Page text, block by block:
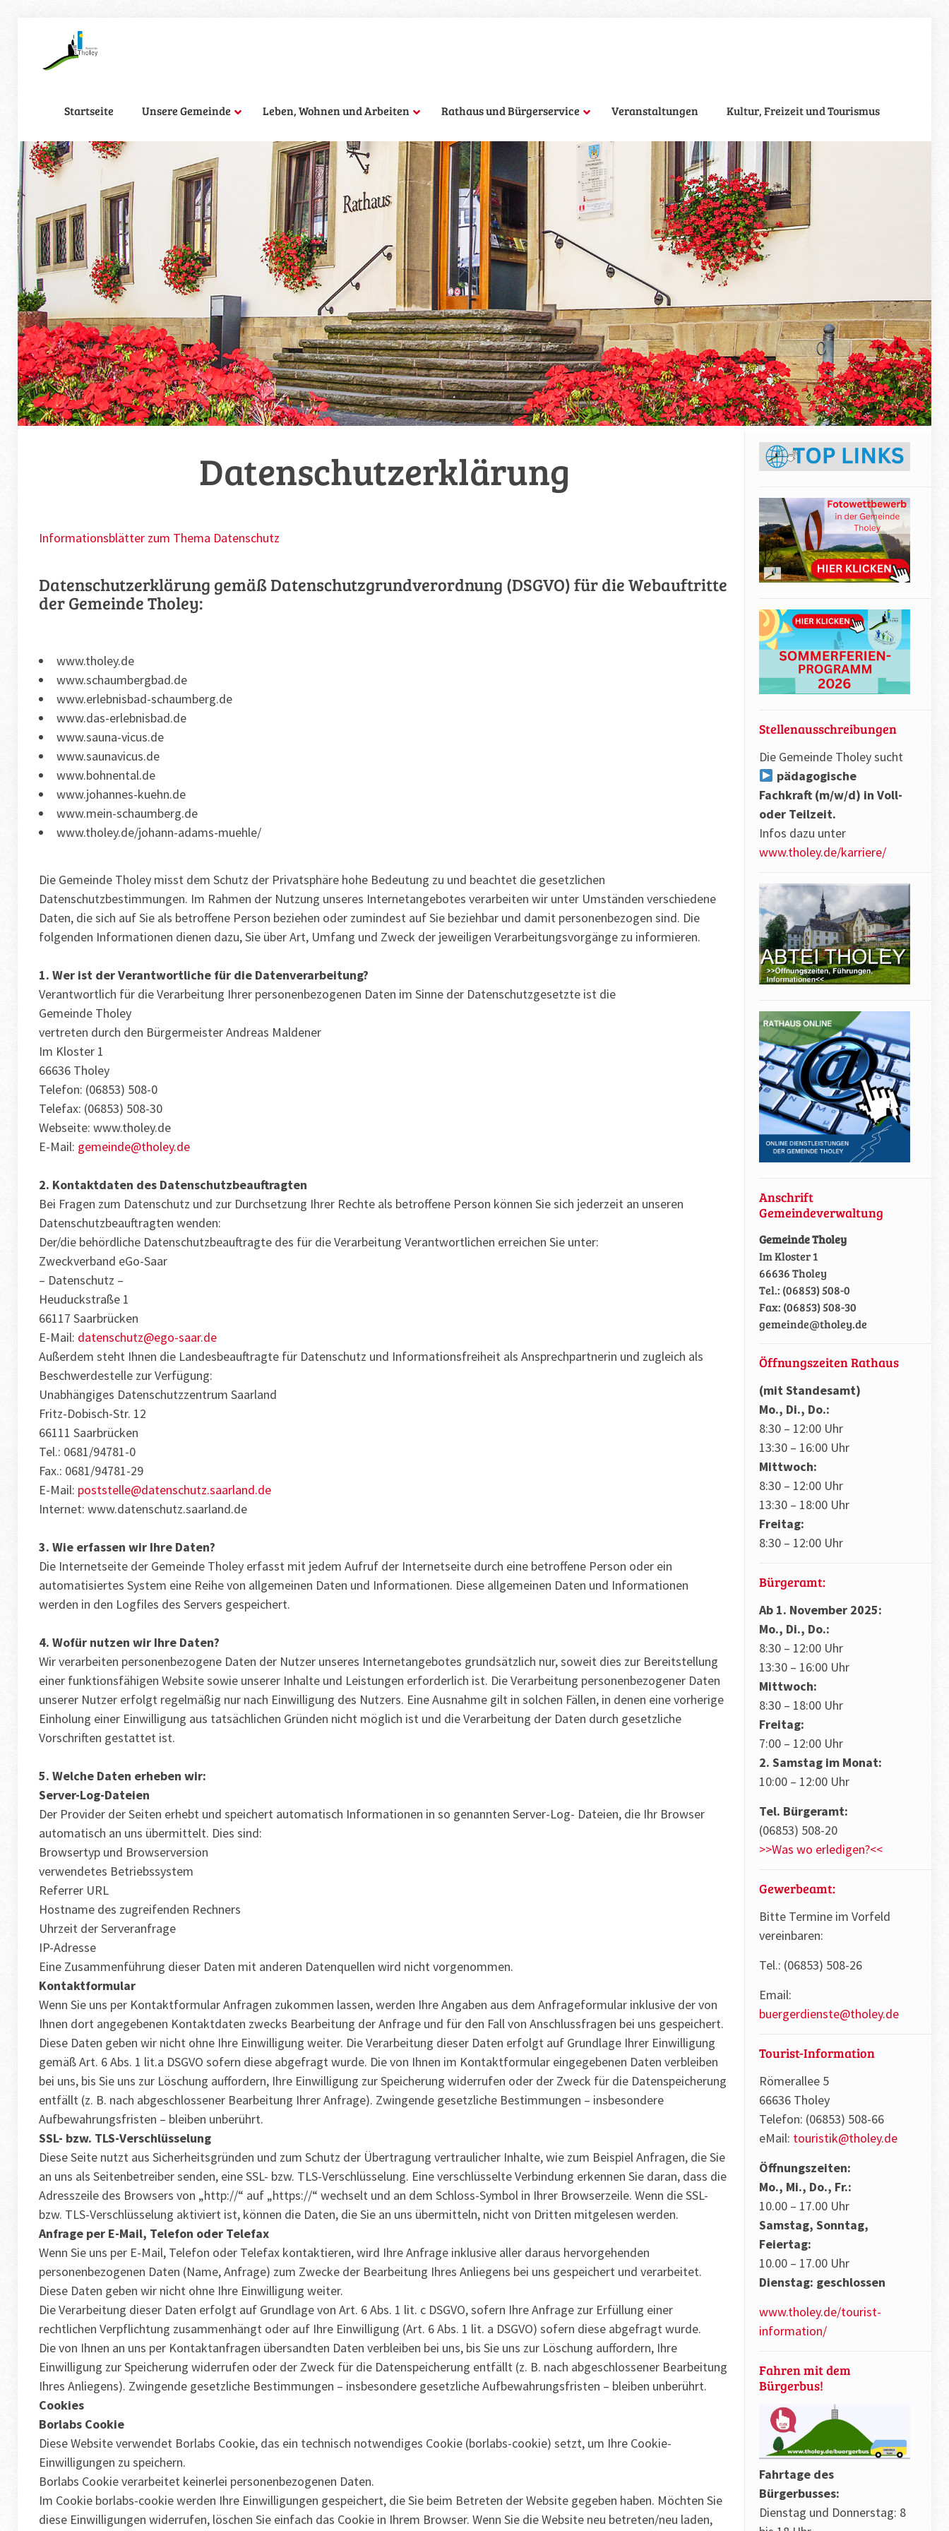
Startseite Unsere Gemeinde Leben, Wohnen und Arbeiten Rathaus und Bürgerservice Veranstaltungen Kultur, Freizeit und Tourismus
Datenschutzerklärung
Informationsblätter zum Thema Datenschutz
Datenschutzerklärung gemäß Datenschutzgrundverordnung (DSGVO) für die Webauftritte
der Gemeinde Tholey:
www.tholey.de
www.schaumbergbad.de
www.erlebnisbad-schaumberg.de
www.das-erlebnisbad.de
www.sauna-vicus.de
www.saunavicus.de
www.bohnental.de
www.johannes-kuehn.de
www.mein-schaumberg.de
www.tholey.de/johann-adams-muehle/
Die Gemeinde Tholey misst dem Schutz der Privatsphäre hohe Bedeutung zu und beachtet die gesetzlichen
Datenschutzbestimmungen. Im Rahmen der Nutzung unseres Internetangebotes verarbeiten wir unter Umständen verschiedene
Daten, die sich auf Sie als betroffene Person beziehen oder zumindest auf Sie beziehbar und damit personenbezogen sind. Die
folgenden Informationen dienen dazu, Sie über Art, Umfang und Zweck der jeweiligen Verarbeitungsvorgänge zu informieren.
1. Wer ist der Verantwortliche für die Datenverarbeitung?
Verantwortlich für die Verarbeitung Ihrer personenbezogenen Daten im Sinne der Datenschutzgesetzte ist die
Gemeinde Tholey
vertreten durch den Bürgermeister Andreas Maldener
Im Kloster 1
66636 Tholey
Telefon: (06853) 508-0
Telefax: (06853) 508-30
Webseite: www.tholey.de
E-Mail: gemeinde@tholey.de
2. Kontaktdaten des Datenschutzbeauftragten
Bei Fragen zum Datenschutz und zur Durchsetzung Ihrer Rechte als betroffene Person können Sie sich jederzeit an unseren
Datenschutzbeauftragten wenden:
Der/die behördliche Datenschutzbeauftragte des für die Verarbeitung Verantwortlichen erreichen Sie unter:
Zweckverband eGo-Saar
– Datenschutz –
Heuduckstraße 1
66117 Saarbrücken
E-Mail: datenschutz@ego-saar.de
Außerdem steht Ihnen die Landesbeauftragte für Datenschutz und Informationsfreiheit als Ansprechpartnerin und zugleich als
Beschwerdestelle zur Verfügung:
Unabhängiges Datenschutzzentrum Saarland
Fritz-Dobisch-Str. 12
66111 Saarbrücken
Tel.: 0681/94781-0
Fax.: 0681/94781-29
E-Mail: poststelle@datenschutz.saarland.de
Internet: www.datenschutz.saarland.de
3. Wie erfassen wir Ihre Daten?
Die Internetseite der Gemeinde Tholey erfasst mit jedem Aufruf der Internetseite durch eine betroffene Person oder ein
automatisiertes System eine Reihe von allgemeinen Daten und Informationen. Diese allgemeinen Daten und Informationen
werden in den Logfiles des Servers gespeichert.
4. Wofür nutzen wir Ihre Daten?
Wir verarbeiten personenbezogene Daten der Nutzer unseres Internetangebotes grundsätzlich nur, soweit dies zur Bereitstellung
einer funktionsfähigen Website sowie unserer Inhalte und Leistungen erforderlich ist. Die Verarbeitung personenbezogener Daten
unserer Nutzer erfolgt regelmäßig nur nach Einwilligung des Nutzers. Eine Ausnahme gilt in solchen Fällen, in denen eine vorherige
Einholung einer Einwilligung aus tatsächlichen Gründen nicht möglich ist und die Verarbeitung der Daten durch gesetzliche
Vorschriften gestattet ist.
5. Welche Daten erheben wir:
Server-Log-Dateien
Der Provider der Seiten erhebt und speichert automatisch Informationen in so genannten Server-Log- Dateien, die Ihr Browser
automatisch an uns übermittelt. Dies sind:
Browsertyp und Browserversion
verwendetes Betriebssystem
Referrer URL
Hostname des zugreifenden Rechners
Uhrzeit der Serveranfrage
IP-Adresse
Eine Zusammenführung dieser Daten mit anderen Datenquellen wird nicht vorgenommen.
Kontaktformular
Wenn Sie uns per Kontaktformular Anfragen zukommen lassen, werden Ihre Angaben aus dem Anfrageformular inklusive der von
Ihnen dort angegebenen Kontaktdaten zwecks Bearbeitung der Anfrage und für den Fall von Anschlussfragen bei uns gespeichert.
Diese Daten geben wir nicht ohne Ihre Einwilligung weiter. Die Verarbeitung dieser Daten erfolgt auf Grundlage Ihrer Einwilligung
gemäß Art. 6 Abs. 1 lit.a DSGVO sofern diese abgefragt wurde. Die von Ihnen im Kontaktformular eingegebenen Daten verbleiben
bei uns, bis Sie uns zur Löschung auffordern, Ihre Einwilligung zur Speicherung widerrufen oder der Zweck für die Datenspeicherung
entfällt (z. B. nach abgeschlossener Bearbeitung Ihrer Anfrage). Zwingende gesetzliche Bestimmungen – insbesondere
Aufbewahrungsfristen – bleiben unberührt.
SSL- bzw. TLS-Verschlüsselung
Diese Seite nutzt aus Sicherheitsgründen und zum Schutz der Übertragung vertraulicher Inhalte, wie zum Beispiel Anfragen, die Sie
an uns als Seitenbetreiber senden, eine SSL- bzw. TLS-Verschlüsselung. Eine verschlüsselte Verbindung erkennen Sie daran, dass die
Adresszeile des Browsers von „http://“ auf „https://“ wechselt und an dem Schloss-Symbol in Ihrer Browserzeile. Wenn die SSL-
bzw. TLS-Verschlüsselung aktiviert ist, können die Daten, die Sie an uns übermitteln, nicht von Dritten mitgelesen werden.
Anfrage per E-Mail, Telefon oder Telefax
Wenn Sie uns per E-Mail, Telefon oder Telefax kontaktieren, wird Ihre Anfrage inklusive aller daraus hervorgehenden
personenbezogenen Daten (Name, Anfrage) zum Zwecke der Bearbeitung Ihres Anliegens bei uns gespeichert und verarbeitet.
Diese Daten geben wir nicht ohne Ihre Einwilligung weiter.
Die Verarbeitung dieser Daten erfolgt auf Grundlage von Art. 6 Abs. 1 lit. c DSGVO, sofern Ihre Anfrage zur Erfüllung einer
rechtlichen Verpflichtung zusammenhängt oder auf Ihre Einwilligung (Art. 6 Abs. 1 lit. a DSGVO) sofern diese abgefragt wurde.
Die von Ihnen an uns per Kontaktanfragen übersandten Daten verbleiben bei uns, bis Sie uns zur Löschung auffordern, Ihre
Einwilligung zur Speicherung widerrufen oder der Zweck für die Datenspeicherung entfällt (z. B. nach abgeschlossener Bearbeitung
Ihres Anliegens). Zwingende gesetzliche Bestimmungen – insbesondere gesetzliche Aufbewahrungsfristen – bleiben unberührt.
Cookies
Borlabs Cookie
Diese Website verwendet Borlabs Cookie, das ein technisch notwendiges Cookie (borlabs-cookie) setzt, um Ihre Cookie-
Einwilligungen zu speichern.
Borlabs Cookie verarbeitet keinerlei personenbezogenen Daten.
Im Cookie borlabs-cookie werden Ihre Einwilligungen gespeichert, die Sie beim Betreten der Website gegeben haben. Möchten Sie
diese Einwilligungen widerrufen, löschen Sie einfach das Cookie in Ihrem Browser. Wenn Sie die Website neu betreten/neu laden,
Stellenausschreibungen
Die Gemeinde Tholey sucht
pädagogische
Fachkraft (m/w/d) in Voll-
oder Teilzeit.
Infos dazu unter
www.tholey.de/karriere/
Anschrift
Gemeindeverwaltung
Gemeinde Tholey
Im Kloster 1
66636 Tholey
Tel.: (06853) 508-0
Fax: (06853) 508-30
gemeinde@tholey.de
Öffnungszeiten Rathaus
(mit Standesamt)
Mo., Di., Do.:
8:30 – 12:00 Uhr
13:30 – 16:00 Uhr
Mittwoch:
8:30 – 12:00 Uhr
13:30 – 18:00 Uhr
Freitag:
8:30 – 12:00 Uhr
Bürgeramt:
Ab 1. November 2025:
Mo., Di., Do.:
8:30 – 12:00 Uhr
13:30 – 16:00 Uhr
Mittwoch:
8:30 – 18:00 Uhr
Freitag:
7:00 – 12:00 Uhr
2. Samstag im Monat:
10:00 – 12:00 Uhr
Tel. Bürgeramt:
(06853) 508-20
>>Was wo erledigen?<<
Gewerbeamt:
Bitte Termine im Vorfeld
vereinbaren:
Tel.: (06853) 508-26
Email:
buergerdienste@tholey.de
Tourist-Information
Römerallee 5
66636 Tholey
Telefon: (06853) 508-66
eMail: touristik@tholey.de
Öffnungszeiten:
Mo., Mi., Do., Fr.:
10.00 – 17.00 Uhr
Samstag, Sonntag,
Feiertag:
10.00 – 17.00 Uhr
Dienstag: geschlossen
www.tholey.de/tourist-
information/
Fahren mit dem
Bürgerbus!
Fahrtage des
Bürgerbusses:
Dienstag und Donnerstag: 8